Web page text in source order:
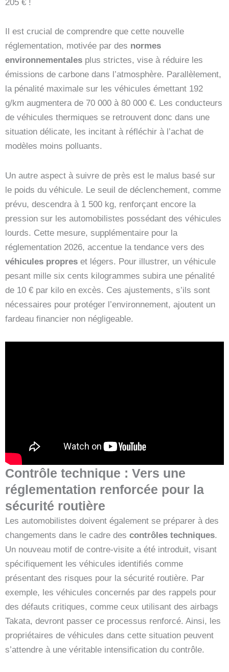
205 € !
Il est crucial de comprendre que cette nouvelle
réglementation, motivée par des normes
environnementales plus strictes, vise à réduire les
émissions de carbone dans l’atmosphère. Parallèlement,
la pénalité maximale sur les véhicules émettant 192
g/km augmentera de 70 000 à 80 000 €. Les conducteurs
de véhicules thermiques se retrouvent donc dans une
situation délicate, les incitant à réfléchir à l’achat de
modèles moins polluants.
Un autre aspect à suivre de près est le malus basé sur
le poids du véhicule. Le seuil de déclenchement, comme
prévu, descendra à 1 500 kg, renforçant encore la
pression sur les automobilistes possédant des véhicules
lourds. Cette mesure, supplémentaire pour la
réglementation 2026, accentue la tendance vers des
véhicules propres et légers. Pour illustrer, un véhicule
pesant mille six cents kilogrammes subira une pénalité
de 10 € par kilo en excès. Ces ajustements, s’ils sont
nécessaires pour protéger l’environnement, ajoutent un
fardeau financier non négligeable.
Contrôle technique : Vers une
réglementation renforcée pour la
sécurité routière
Les automobilistes doivent également se préparer à des
changements dans le cadre des contrôles techniques.
Un nouveau motif de contre-visite a été introduit, visant
spécifiquement les véhicules identifiés comme
présentant des risques pour la sécurité routière. Par
exemple, les véhicules concernés par des rappels pour
des défauts critiques, comme ceux utilisant des airbags
Takata, devront passer ce processus renforcé. Ainsi, les
propriétaires de véhicules dans cette situation peuvent
s’attendre à une véritable intensification du contrôle.